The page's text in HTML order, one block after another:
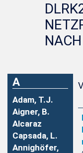
A
Adam, T.J.
Aigner, B.
Alcaraz
Capsada, L.
Annighöfer,